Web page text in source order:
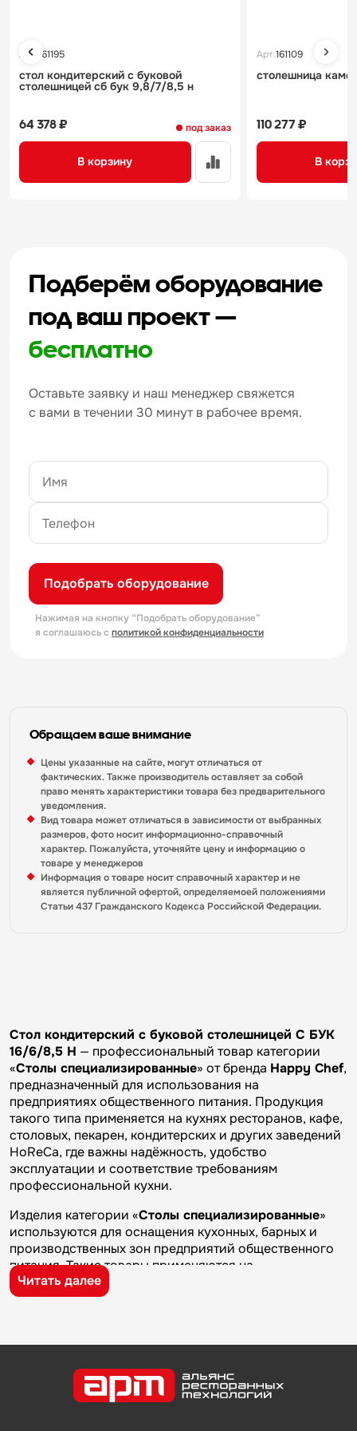
Арт. 161195
стол кондитерский с буковой
столешницей сб бук 9,8/7/8,5 н
под заказ
64 378 ₽
В корзину
Арт.161109
столешница
110 277 ₽
В
Подберём оборудование
под ваш проект —
бесплатно
Оставьте заявку и наш менеджер свяжется
с вами в течении 30 минут в рабочее время.
Подобрать оборудование
Нажимая на кнопку “Подобрать оборудование”
я соглашаюсь с политикой конфиденциальности
Обращаем ваше внимание
Цены указанные на сайте, могут отличаться от
фактических. Также производитель оставляет за собой
право менять характеристики товара без предварительного
уведомления.
Вид товара может отличаться в зависимости от выбранных
размеров, фото носит информационно-справочный
характер. Пожалуйста, уточняйте цену и информацию о
товаре у менеджеров
Информация о товаре носит справочный характер и не
является публичной офертой, определяемоей положениями
Статьи 437 Гражданского Кодекса Российской Федерации.
Стол кондитерский с буковой столешницей С БУК
16/6/8,5 Н — профессиональный товар категории
«Столы специализированные» от бренда Happy Chef,
предназначенный для использования на
предприятиях общественного питания. Продукция
такого типа применяется на кухнях ресторанов, кафе,
столовых, пекарен, кондитерских и других заведений
HoReCa, где важны надёжность, удобство
эксплуатации и соответствие требованиям
профессиональной кухни.
Изделия категории «Столы специализированные»
используются для оснащения кухонных, барных и
производственных зон предприятий общественного
питания. Такие товары применяются на
профессиональных кухнях ресторанов и кафе, в
столовых, пекарнях, кондитерских и на пищевых
работы.
Happy Chefизвестен на рынке
профессионального оборудования и кухонного
Читать далее